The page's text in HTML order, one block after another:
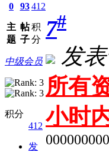
0
主
题
93
帖
子
412
积
分
中级会员
积分
412
发
7#
发
所有
小时